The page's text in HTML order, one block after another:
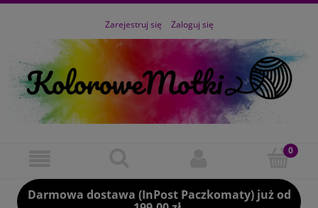
Zarejestruj się Zaloguj się
Darmowa dostawa (InPost Paczkomaty) już od